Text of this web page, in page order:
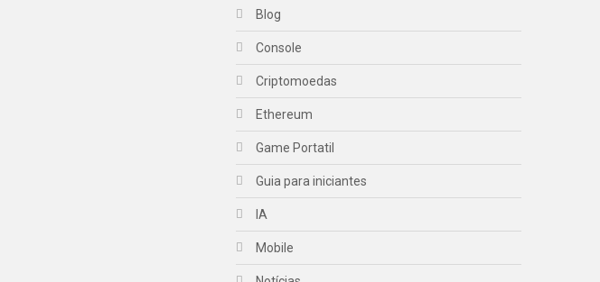
Blog
Console
Criptomoedas
Ethereum
Game Portatil
Guia para iniciantes
IA
Mobile